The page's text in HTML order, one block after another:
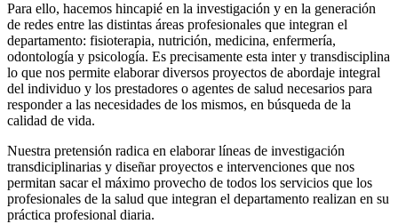
Para ello, hacemos hincapié en la investigación y en la generación
de redes entre las distintas áreas profesionales que integran el
departamento: fisioterapia, nutrición, medicina, enfermería,
odontología y psicología. Es precisamente esta inter y transdisciplina
lo que nos permite elaborar diversos proyectos de abordaje integral
del individuo y los prestadores o agentes de salud necesarios para
responder a las necesidades de los mismos, en búsqueda de la
calidad de vida.
Nuestra pretensión radica en elaborar líneas de investigación
transdiciplinarias y diseñar proyectos e intervenciones que nos
permitan sacar el máximo provecho de todos los servicios que los
profesionales de la salud que integran el departamento realizan en su
práctica profesional diaria.